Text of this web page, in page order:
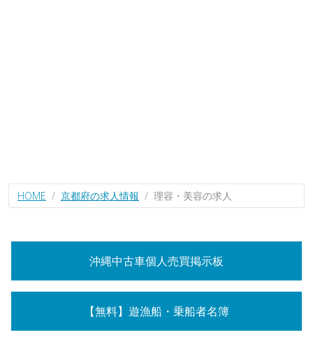
HOME 京都府の求人情報 理容・美容の求人
沖縄中古車個人売買掲示板
【無料】遊漁船・乗船者名簿